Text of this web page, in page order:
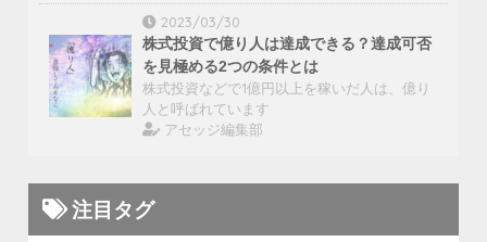
2023/03/30
株式投資で億り人は達成できる？達成可否
を見極める2つの条件とは
株式投資などで1億円以上を稼いだ人は、億り
人と呼ばれています
アセッジ編集部
注目タグ